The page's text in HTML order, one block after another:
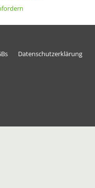
Datenschutzerklärung